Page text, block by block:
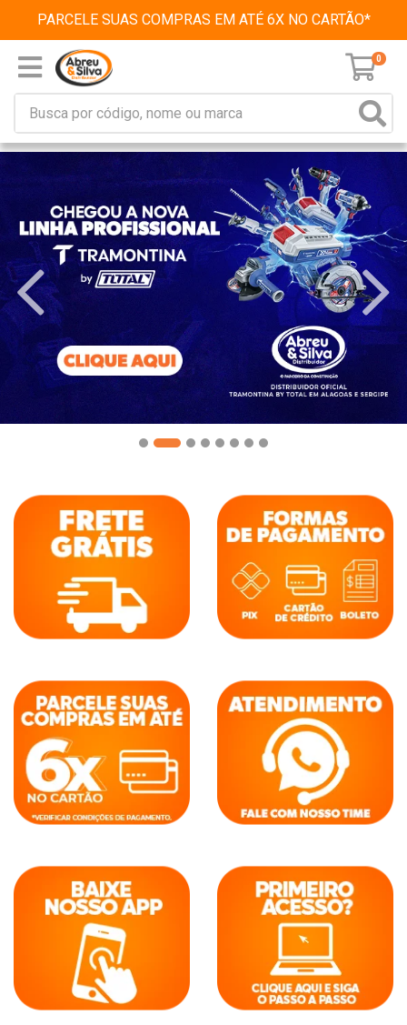
PARCELE SUAS COMPRAS EM ATÉ 6X NO CARTÃO*
0